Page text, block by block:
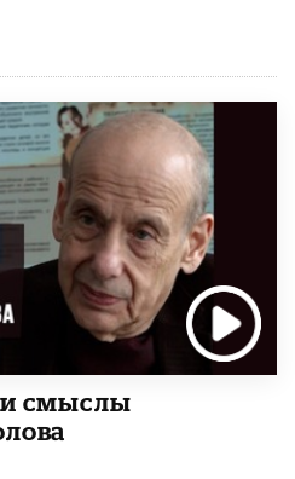
смыслы